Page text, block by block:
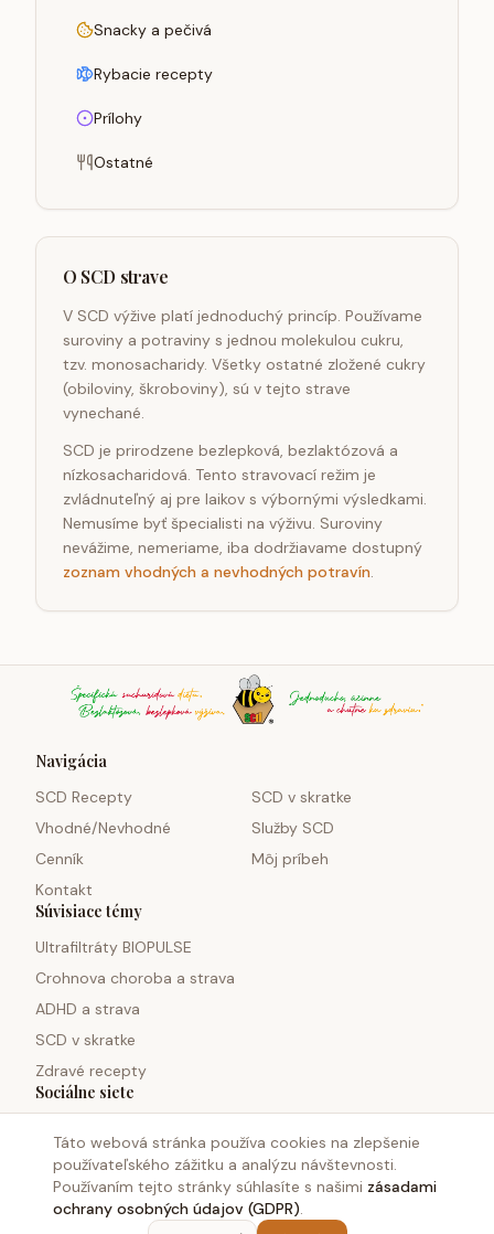
Táto webová stránka používa cookies na zlepšenie
používateľského zážitku a analýzu návštevnosti.
Používaním tejto stránky súhlasíte s našimi zásadami
ochrany osobných údajov (GDPR).
Snacky a pečivá
Rybacie recepty
Prílohy
Ostatné
O SCD strave
V SCD výžive platí jednoduchý princíp. Používame
suroviny a potraviny s jednou molekulou cukru,
tzv. monosacharidy. Všetky ostatné zložené cukry
(obiloviny, škroboviny), sú v tejto strave
vynechané.
SCD je prirodzene bezlepková, bezlaktózová a
nízkosacharidová. Tento stravovací režim je
zvládnuteľný aj pre laikov s výbornými výsledkami.
Nemusíme byť špecialisti na výživu. Suroviny
nevážime, nemeriame, iba dodržiavame dostupný
zoznam vhodných a nevhodných potravín.
Navigácia
SCD Recepty
SCD v skratke
Vhodné/Nevhodné
Služby SCD
Cenník
Môj príbeh
Kontakt
Súvisiace témy
Ultrafiltráty BIOPULSE
Crohnova choroba a strava
ADHD a strava
SCD v skratke
Zdravé recepty
Sociálne siete
©2026Monosacharid.sk. Všetky práva vyhradené.